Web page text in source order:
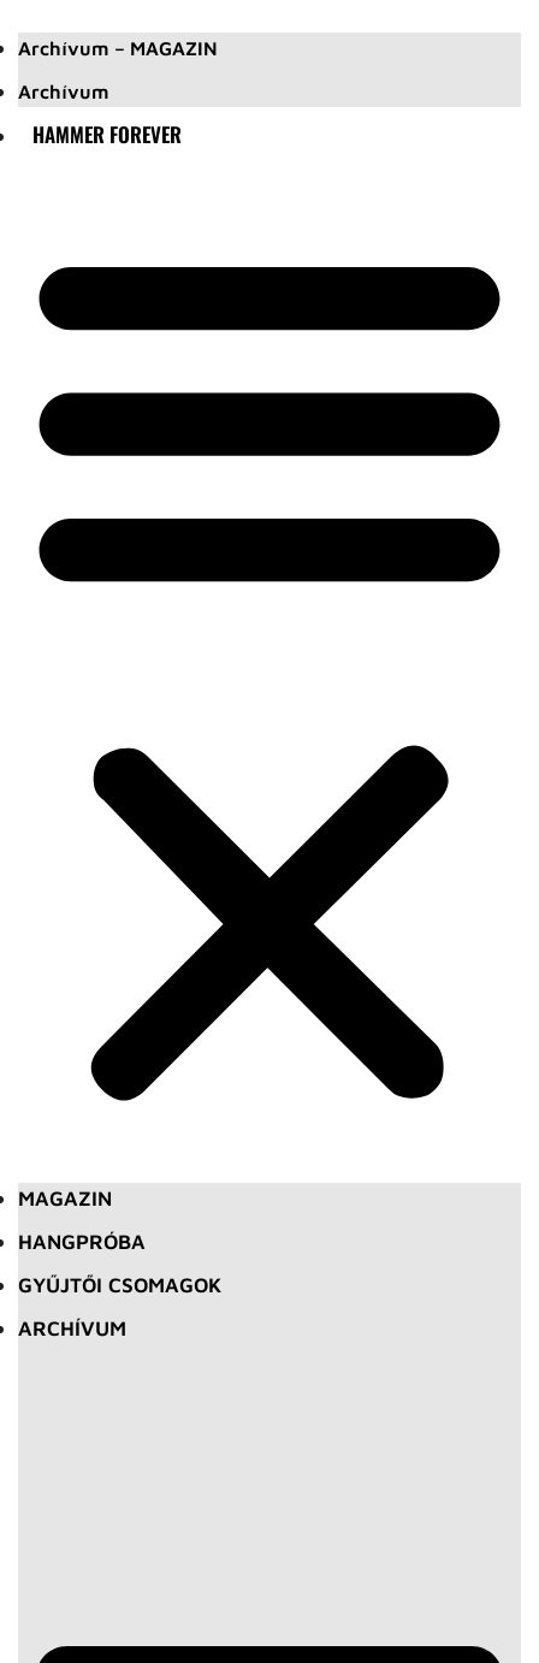
Archívum – MAGAZIN
Archívum
HAMMER FOREVER
MAGAZIN
HANGPRÓBA
GYŰJTŐI CSOMAGOK
ARCHÍVUM